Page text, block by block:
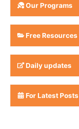
Our Programs
Free Resources
Daily updates
For Latest Posts